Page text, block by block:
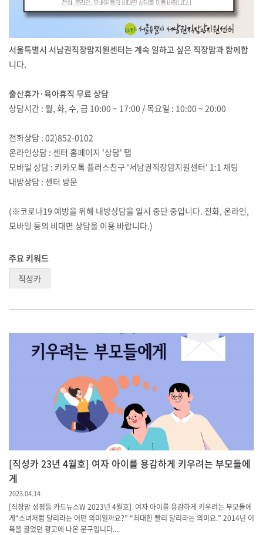
서울특별시 서남권직장맘지원센터는 계속 일하고 싶은 직장맘과 함께합
니다.
출산휴가·육아휴직 무료 상담
상담시간 : 월, 화, 수, 금 10:00 ~ 17:00 / 목요일 : 10:00 ~ 20:00
전화상담 : 02)852-0102
온라인상담 : 센터 홈페이지 '상담' 탭
모바일 상담 : 카카오톡 플러스친구 '서남권직장맘지원센터' 1:1 채팅
내방상담 : 센터 방문
(※코로나19 예방을 위해 내방상담을 일시 중단 중입니다. 전화, 온라인,
모바일 등의 비대면 상담을 이용 바랍니다.)
주요 키워드
직성카
[직성카 23년 4월호] 여자 아이를 용감하게 키우려는 부모들에
게
2023.04.14
[직장맘 성평등 카드뉴스W 2023년 4월호] 여자 아이를 용감하게 키우려는 부모들에
게“소녀처럼 달리라는 어떤 의미일까요?” “최대한 빨리 달리라는 의미요.” 2014년 이
목을 끌었던 광고에 나온 문구입니다....